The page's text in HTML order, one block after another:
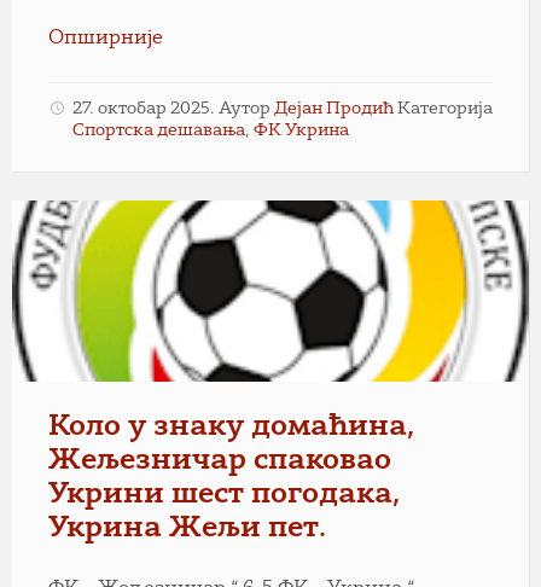
Опширније
27. октобар 2025. Аутор Дејан Продић Категорија
Спортска дешавања, ФК Укрина
Коло у знаку домаћина,
Жељезничар спаковао
Укрини шест погодака,
Укрина Жељи пет.